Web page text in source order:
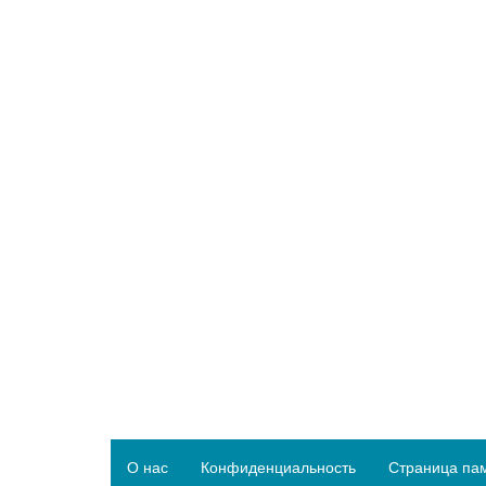
О нас Конфиденциальность Страница